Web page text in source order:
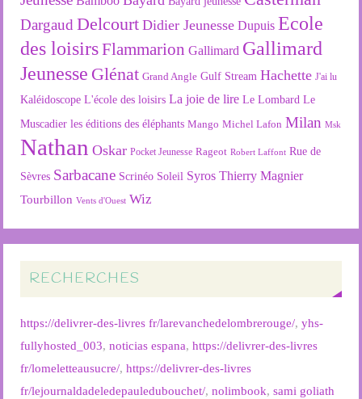
Dargaud Delcourt Didier Jeunesse Dupuis Ecole
des loisirsFlammarion Gallimard Gallimard
Jeunesse Glénat Grand Angle Gulf Stream Hachette J'ai lu
Kaléidoscope L'école des loisirs La joie de lire Le Lombard Le
Muscadier les éditions des éléphants Mango Michel Lafon Milan Msk
Nathan Oskar Pocket Jeunesse Rageot Robert Laffont Rue de
Sèvres Sarbacane Scrinéo Soleil Syros Thierry Magnier
Tourbillon Vents d'Ouest Wiz
RECHERCHES
https://delivrer-des-livres fr/larevanchedelombrerouge/,yhs-
fullyhosted_003,noticias espana,https://delivrer-des-livres
fr/lomeletteausucre/,https://delivrer-des-livres
fr/lejournaldadeledepauledubouchet/,nolimbook,sami goliath